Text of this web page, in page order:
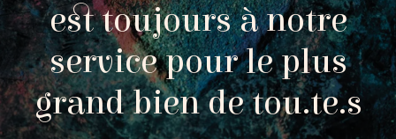
est toujours à notre
service pour le plus
grand bien de tou.te.s